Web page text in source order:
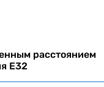
расстоянием
E32